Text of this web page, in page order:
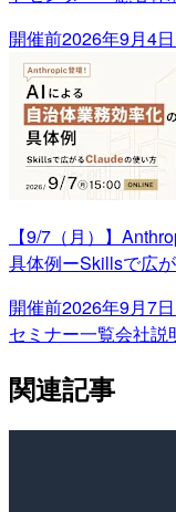
開催前2026年9月4
【9/7（月）】
具体例ーSkillsで広
開催前2026年9月7
セミナー一覧会社説
関連記事